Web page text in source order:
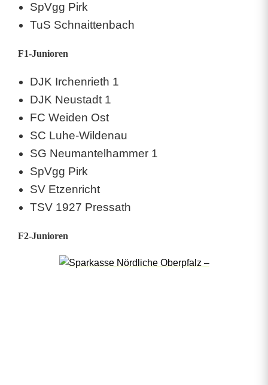
SpVgg Pirk
TuS Schnaittenbach
F1-Junioren
DJK Irchenrieth 1
DJK Neustadt 1
FC Weiden Ost
SC Luhe-Wildenau
SG Neumantelhammer 1
SpVgg Pirk
SV Etzenricht
TSV 1927 Pressath
F2-Junioren